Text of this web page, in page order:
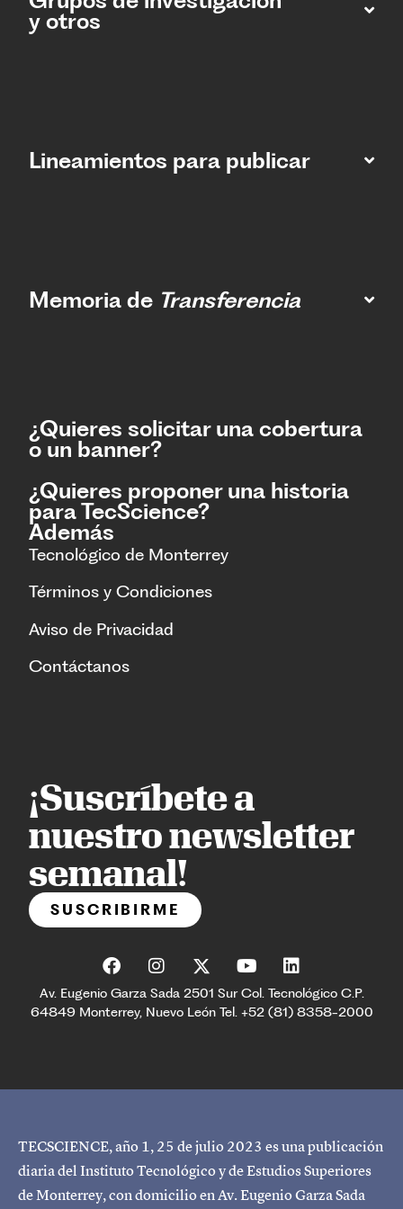
y otros
Lineamientos para publicar
Memoria de Transferencia
¿Quieres solicitar una cobertura
o un banner?
¿Quieres proponer una historia
para TecScience?
Además
Tecnológico de Monterrey
Términos y Condiciones
Aviso de Privacidad
Contáctanos
¡Suscríbete a
nuestro newsletter
semanal!
SUSCRIBIRME
Av. Eugenio Garza Sada 2501 Sur Col. Tecnológico C.P.
64849 Monterrey, Nuevo León Tel. +52 (81) 8358-2000
TECSCIENCE, año 1, 25 de julio 2023 es una publicación
diaria del Instituto Tecnológico y de Estudios Superiores
de Monterrey, con domicilio en Av. Eugenio Garza Sada